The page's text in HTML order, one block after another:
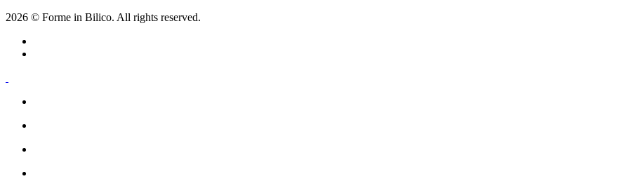
2026 © Forme in Bilico. All rights reserved.